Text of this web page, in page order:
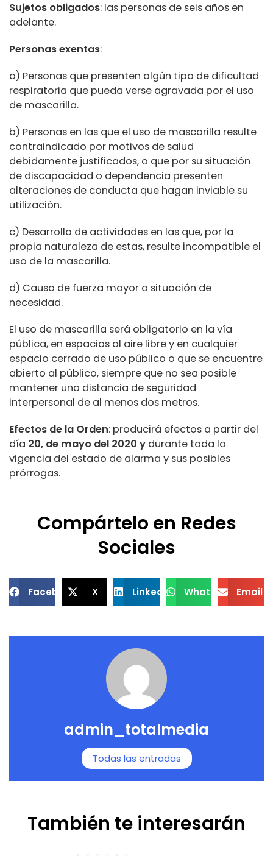
Sujetos obligados: las personas de seis años en
adelante.
Personas exentas:
a) Personas que presenten algún tipo de dificultad
respiratoria que pueda verse agravada por el uso
de mascarilla.
b) Personas en las que el uso de mascarilla resulte
contraindicado por motivos de salud
debidamente justificados, o que por su situación
de discapacidad o dependencia presenten
alteraciones de conducta que hagan inviable su
utilización.
c) Desarrollo de actividades en las que, por la
propia naturaleza de estas, resulte incompatible el
uso de la mascarilla.
d) Causa de fuerza mayor o situación de
necesidad.
El uso de mascarilla será obligatorio en la vía
pública, en espacios al aire libre y en cualquier
espacio cerrado de uso público o que se encuentre
abierto al público, siempre que no sea posible
mantener una distancia de seguridad
interpersonal de al menos dos metros.
Efectos de la Orden: producirá efectos a partir del
día 20, de mayo del 2020 y durante toda la
vigencia del estado de alarma y sus posibles
prórrogas.
Compártelo en Redes
Sociales
Facebook X LinkedIn WhatsApp Email
admin_totalmedia
Todas las entradas
También te interesarán